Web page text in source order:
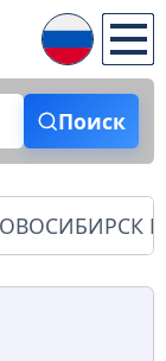
Поиск